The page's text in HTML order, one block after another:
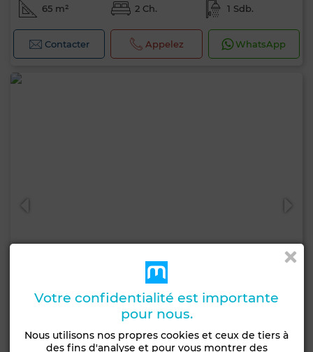
65 m² 2 Ch. 1 Sdb.
Contacter Appelez WhatsApp
5 000 DH
Votre confidentialité est importante
pour nous.
Nous utilisons nos propres cookies et ceux de tiers à
des fins d'analyse et pour vous montrer des